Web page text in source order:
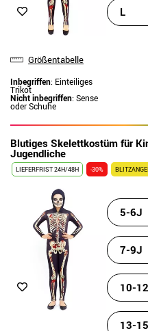
Größentabelle
Inbegriffen: Einteiliges
Trikot
Nicht inbegriffen: Sense
oder Schuhe
L
Blutiges Skelettkostüm für
Jugendliche
LIEFERFRIST 24H/48H -30%
5-6J
7-9J
10-
13-